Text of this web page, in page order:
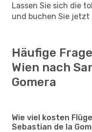
Lassen Sie sich die
und buchen Sie jetzt
Häufige
Wien nach
Gomera
Wie viel kosten
Sebastian de la